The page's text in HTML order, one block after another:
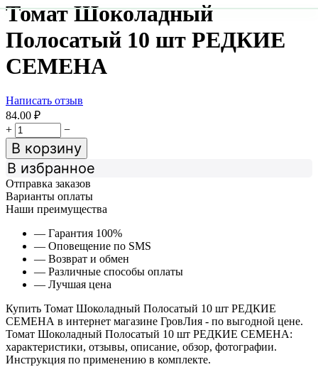
Томат Шоколадный
Полосатый 10 шт РЕДКИЕ
СЕМЕНА
Написать отзыв
84.00 ₽
+
−
В корзину
В избранное
Отправка заказов
Варианты оплаты
Наши преимущества
— Гарантия 100%
— Оповещение по SMS
— Возврат и обмен
— Различные способы оплаты
— Лучшая цена
Купить Томат Шоколадный Полосатый 10 шт РЕДКИЕ
СЕМЕНА в интернет магазине ГровЛия - по выгодной цене.
Томат Шоколадный Полосатый 10 шт РЕДКИЕ СЕМЕНА:
характеристики, отзывы, описание, обзор, фотографии.
Инструкция по применению в комплекте.